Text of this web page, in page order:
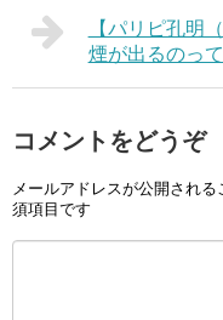
【パリピ孔明
煙が出るのっ
コメントをどうぞ
メールアドレスが公開される
須項目です